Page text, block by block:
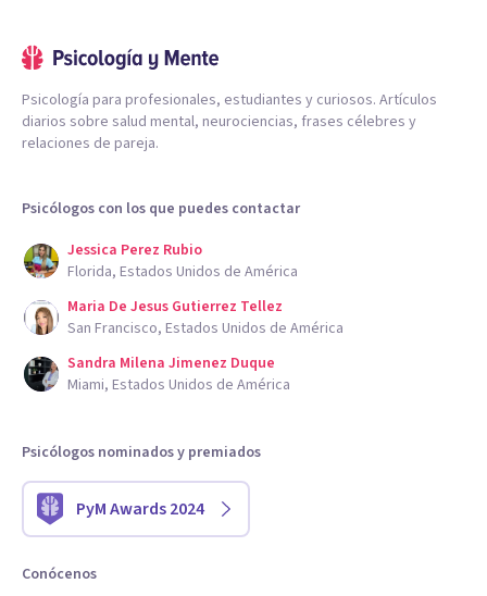
Psicología para profesionales, estudiantes y curiosos. Artículos
diarios sobre salud mental, neurociencias, frases célebres y
relaciones de pareja.
Psicólogos con los que puedes contactar
Jessica Perez Rubio
Florida, Estados Unidos de América
Maria De Jesus Gutierrez Tellez
San Francisco, Estados Unidos de América
Sandra Milena Jimenez Duque
Miami, Estados Unidos de América
Psicólogos nominados y premiados
PyM Awards 2024
Conócenos